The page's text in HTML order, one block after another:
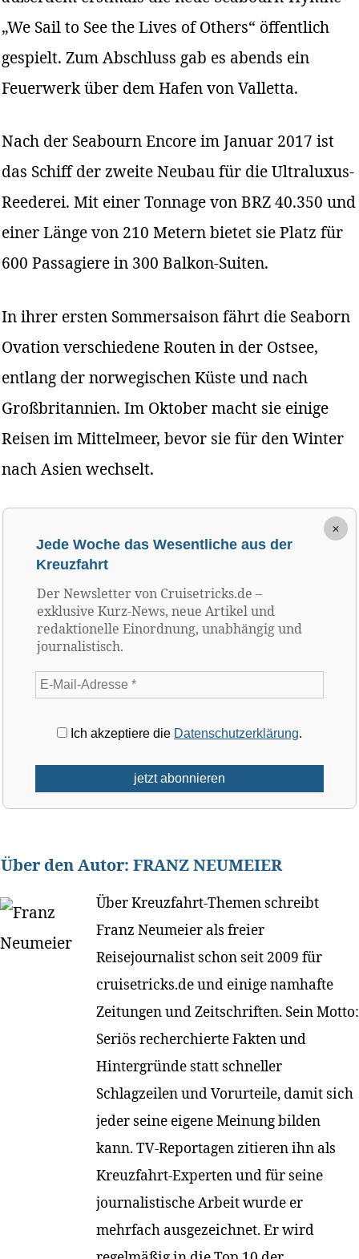
„We Sail to See the Lives of Others“ öffentlich
gespielt. Zum Abschluss gab es abends ein
Feuerwerk über dem Hafen von Valletta.
Nach der Seabourn Encore im Januar 2017 ist
das Schiff der zweite Neubau für die Ultraluxus-
Reederei. Mit einer Tonnage von BRZ 40.350 und
einer Länge von 210 Metern bietet sie Platz für
600 Passagiere in 300 Balkon-Suiten.
In ihrer ersten Sommersaison fährt die Seaborn
Ovation verschiedene Routen in der Ostsee,
entlang der norwegischen Küste und nach
Großbritannien. Im Oktober macht sie einige
Reisen im Mittelmeer, bevor sie für den Winter
nach Asien wechselt.
×
Jede Woche das Wesentliche aus der
Kreuzfahrt
Der Newsletter von Cruisetricks.de –
exklusive Kurz-News, neue Artikel und
redaktionelle Einordnung, unabhängig und
journalistisch.
Ich akzeptiere die Datenschutzerklärung.
Über den Autor: FRANZ NEUMEIER
Über Kreuzfahrt-Themen schreibt
Franz Neumeier als freier
Reisejournalist schon seit 2009 für
cruisetricks.de und einige namhafte
Zeitungen und Zeitschriften. Sein Motto:
Seriös recherchierte Fakten und
Hintergründe statt schneller
Schlagzeilen und Vorurteile, damit sich
jeder seine eigene Meinung bilden
kann. TV-Reportagen zitieren ihn als
Kreuzfahrt-Experten und für seine
journalistische Arbeit wurde er
mehrfach ausgezeichnet. Er wird